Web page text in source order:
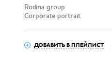
Rodina group
Corporate portrait
ДОБАВИТЬ В ПЛЕЙЛИСТ